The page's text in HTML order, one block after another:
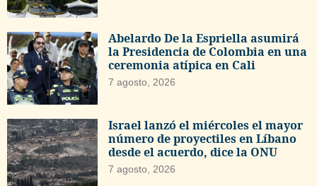
Abelardo De la Espriella asumirá
la Presidencia de Colombia en una
ceremonia atípica en Cali
7 agosto, 2026
Israel lanzó el miércoles el mayor
número de proyectiles en Líbano
desde el acuerdo, dice la ONU
7 agosto, 2026